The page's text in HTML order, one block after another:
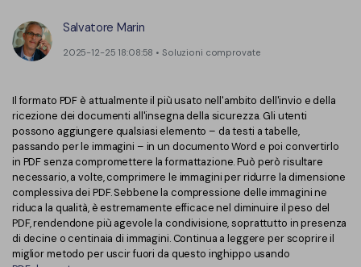
Online Gratis
Comprimere PDF
Unire PDF
Word in PDF
Altri Strumenti Online
Modifica PDF
Organizza PDF
Ritaglia PDF
Modulo PDF
Firma PDF
Batch PDF
Firma digitale certificata
Esegui OCR su PDF
APP PDF
PDF editor per Mac
Comprimere PDF
Tutti Gli Argomenti
Soluzioni PDF per
Educazione
Salvatore Marin
2025-12-25 18:08:58 • Soluzioni comprovate
Il formato PDF è attualmente il più usato nell'ambito dell'invio e della
ricezione dei documenti all'insegna della sicurezza. Gli utenti
possono aggiungere qualsiasi elemento – da testi a tabelle,
passando per le immagini – in un documento Word e poi convertirlo
in PDF senza compromettere la formattazione. Può però risultare
necessario, a volte, comprimere le immagini per ridurre la dimensione
complessiva dei PDF. Sebbene la compressione delle immagini ne
riduca la qualità, è estremamente efficace nel diminuire il peso del
PDF, rendendone più agevole la condivisione, soprattutto in presenza
di decine o centinaia di immagini. Continua a leggere per scoprire il
miglior metodo per uscir fuori da questo inghippo usando